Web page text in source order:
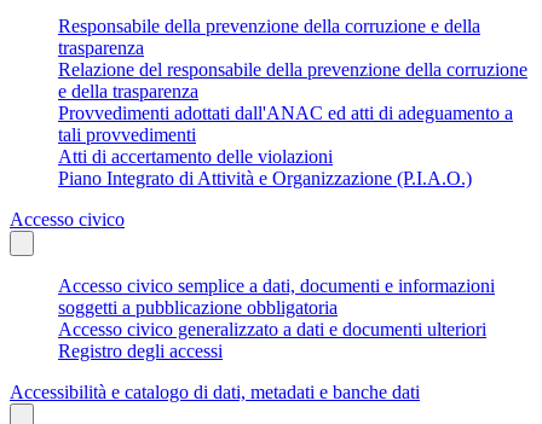
Responsabile della prevenzione della corruzione e della
trasparenza
Relazione del responsabile della prevenzione della corruzione
e della trasparenza
Provvedimenti adottati dall'ANAC ed atti di adeguamento a
tali provvedimenti
Atti di accertamento delle violazioni
Piano Integrato di Attività e Organizzazione (P.I.A.O.)
Accesso civico
Accesso civico semplice a dati, documenti e informazioni
soggetti a pubblicazione obbligatoria
Accesso civico generalizzato a dati e documenti ulteriori
Registro degli accessi
Accessibilità e catalogo di dati, metadati e banche dati